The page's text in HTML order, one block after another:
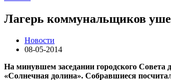
Лагерь коммунальщиков
Новости
08-05-2014
На минувшем заседании городского Совета
«Солнечная долина». Собравшиеся